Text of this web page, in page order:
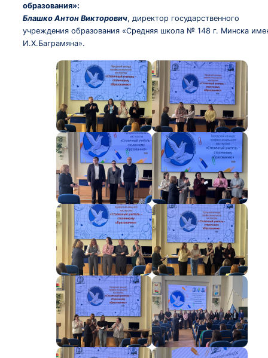
образования»:
Блашко Антон Викторович, директор государственного
учреждения образования «Средняя школа № 148 г. Минска
И.Х.Баграмяна».